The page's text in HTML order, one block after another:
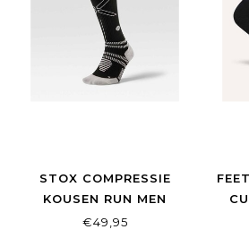
STOX COMPRESSIE
KOUSEN RUN MEN
BLACK/LIGHT
€49,95